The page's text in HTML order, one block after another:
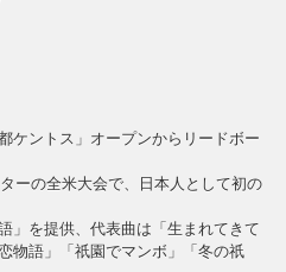
ケントス」オープンからリードボー
ーの全米大会で、日本人として初の
」を提供、代表曲は「生まれてきて
物語」「祇園でマンボ」「冬の祇